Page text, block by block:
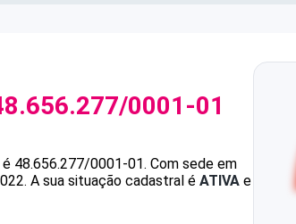
0001-01
é 48.656.277/0001-01. Com sede em
A sua situação cadastral é ATIVA e